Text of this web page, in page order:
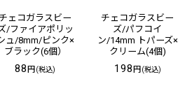
チェコガラスビー
/ファイアポリッ
ュ/8mm/ピンク×
ブラック(6個）
88円(税込)
チェコガラスビー
ズ/パフコイ
ン/14mm トパーズ×
クリーム(4個)
198円(税込)